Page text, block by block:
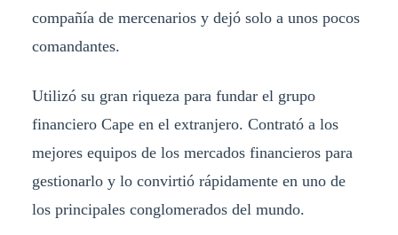
compañía de mercenarios y dejó solo a unos pocos
comandantes.
Utilizó su gran riqueza para fundar el grupo
financiero Cape en el extranjero. Contrató a los
mejores equipos de los mercados financieros para
gestionarlo y lo convirtió rápidamente en uno de
los principales conglomerados del mundo.